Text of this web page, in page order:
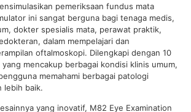
pemeriksaan fundus mata
ini sangat berguna bagi tenaga medis,
dokter spesialis mata, perawat praktik,
dalam mempelajari dan
oftalmoskopi. Dilengkapi dengan 10
mencakup berbagai kondisi klinis umum,
memahami berbagai patologi
lebih baik.
yang inovatif, M82 Eye Examination